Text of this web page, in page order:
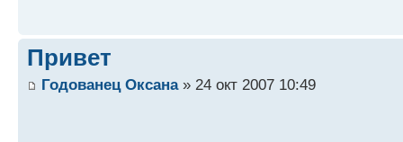
Привет
Годованец Оксана» 24 окт 2007 10:49